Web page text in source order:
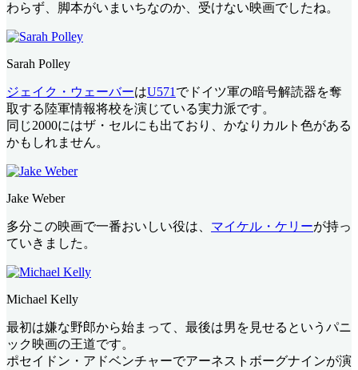
わらず、脚本がいまいちなのか、受けない映画でしたね。
Sarah Polley
ジェイク・ウェーバーはU571 でドイツ軍の暗号解読器を奪
取する陸軍情報将校を演じている実力派です。
同じ2000にはザ・セルにも出ており、かなりカルト色がある
かもしれません。
Jake Weber
多分この映画で一番おいしい役は、 マイケル・ケリーが持っ
ていきました。
Michael Kelly
最初は嫌な野郎から始まって、最後は男を見せるというパニ
ック映画の王道です。
ポセイドン・アドベンチャーでアーネストボーグナインが演